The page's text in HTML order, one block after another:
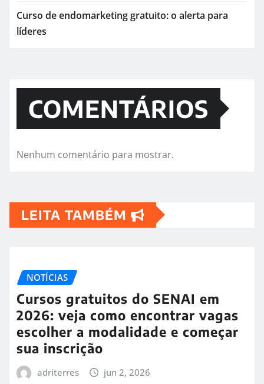
Curso de endomarketing gratuito: o alerta para
líderes
COMENTÁRIOS
Nenhum comentário para mostrar.
LEITA TAMBÉM
NOTÍCIAS
Cursos gratuitos do SENAI em
2026: veja como encontrar vagas
escolher a modalidade e começar
sua inscrição
adriterres jun 2, 2026